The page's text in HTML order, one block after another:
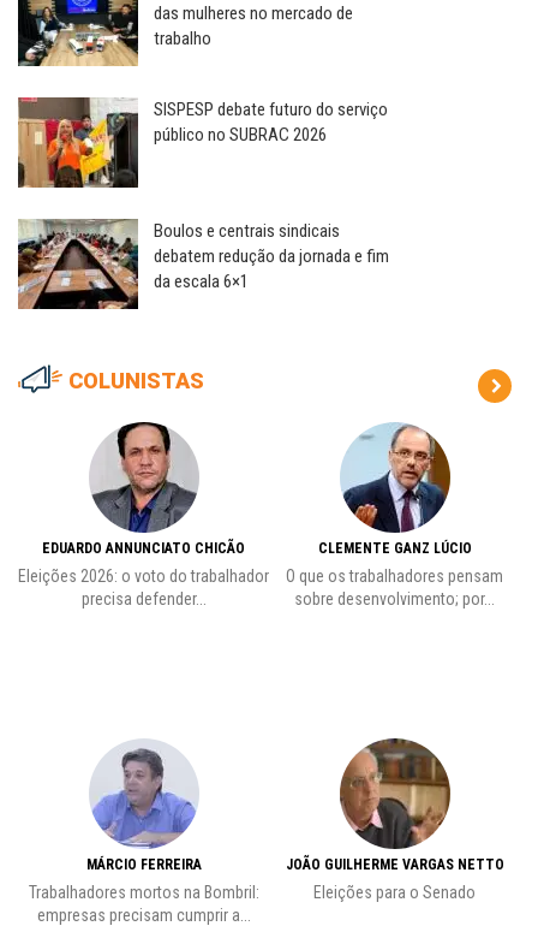
das mulheres no mercado de
trabalho
SISPESP debate futuro do serviço
público no SUBRAC 2026
Boulos e centrais sindicais
debatem redução da jornada e fim
da escala 6×1
COLUNISTAS
EDUARDO ANNUNCIATO CHICÃO
Eleições 2026: o voto do trabalhador
precisa defender...
MÁRCIO FERREIRA
Trabalhadores mortos na Bombril:
empresas precisam cumprir a...
CLEMENTE GANZ LÚCIO
O que os trabalhadores pensam
sobre desenvolvimento; por...
JOÃO GUILHERME VARGAS NETTO
Eleições para o Senado